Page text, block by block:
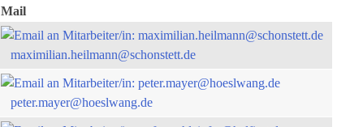
Mail
maximilian.heilmann@schonstett.de
peter.mayer@hoeslwang.de